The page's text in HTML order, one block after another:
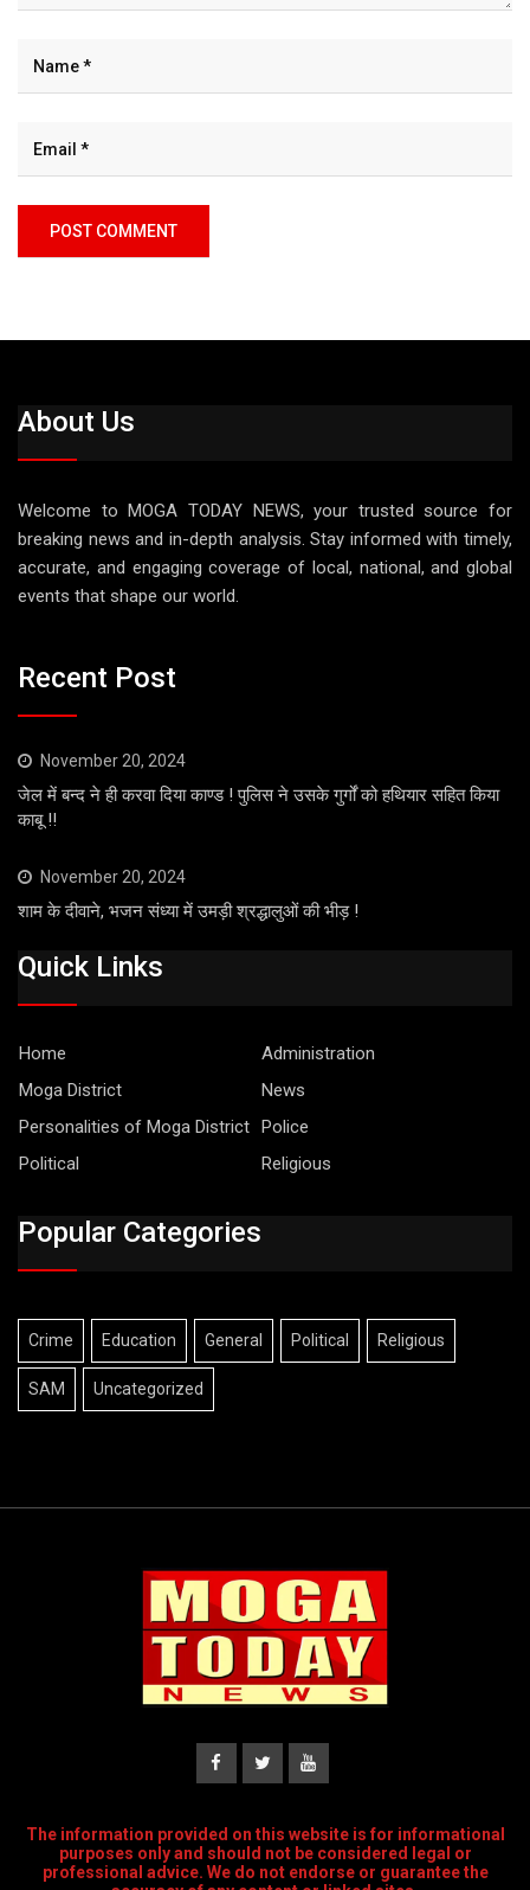
About Us
Welcome to MOGA TODAY NEWS, your trusted source for
breaking news and in-depth analysis. Stay informed with timely,
accurate, and engaging coverage of local, national, and global
events that shape our world.
Recent Post
November 20, 2024
जेल में बन्द ने ही करवा दिया काण्ड ! पुलिस ने उसके गुर्गों को हथियार सहित किया
काबू !!
November 20, 2024
शाम के दीवाने, भजन संध्या में उमड़ी श्रद्धालुओं की भीड़ !
Quick Links
Home
Administration
Moga District
News
Personalities of Moga District
Police
Political
Religious
Popular Categories
Crime Education General Political Religious
SAM Uncategorized
The information provided on this website is for informational
purposes only and should not be considered legal or
professional advice. We do not endorse or guarantee the